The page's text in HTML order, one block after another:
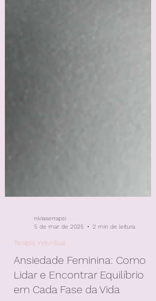
5 de mar. de 2025
Terapia Individual
Ansiedade Feminina: Como
Lidar e Encontrar Equilíbrio